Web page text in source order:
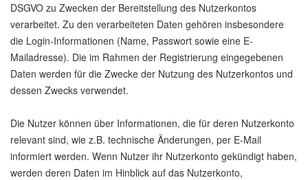
DSGVO zu Zwecken der Bereitstellung des Nutzerkontos
verarbeitet. Zu den verarbeiteten Daten gehören insbesondere
die Login-Informationen (Name, Passwort sowie eine E-
Mailadresse). Die im Rahmen der Registrierung eingegebenen
Daten werden für die Zwecke der Nutzung des Nutzerkontos und
dessen Zwecks verwendet.
Die Nutzer können über Informationen, die für deren Nutzerkonto
relevant sind, wie z.B. technische Änderungen, per E-Mail
informiert werden. Wenn Nutzer ihr Nutzerkonto gekündigt haben,
werden deren Daten im Hinblick auf das Nutzerkonto,